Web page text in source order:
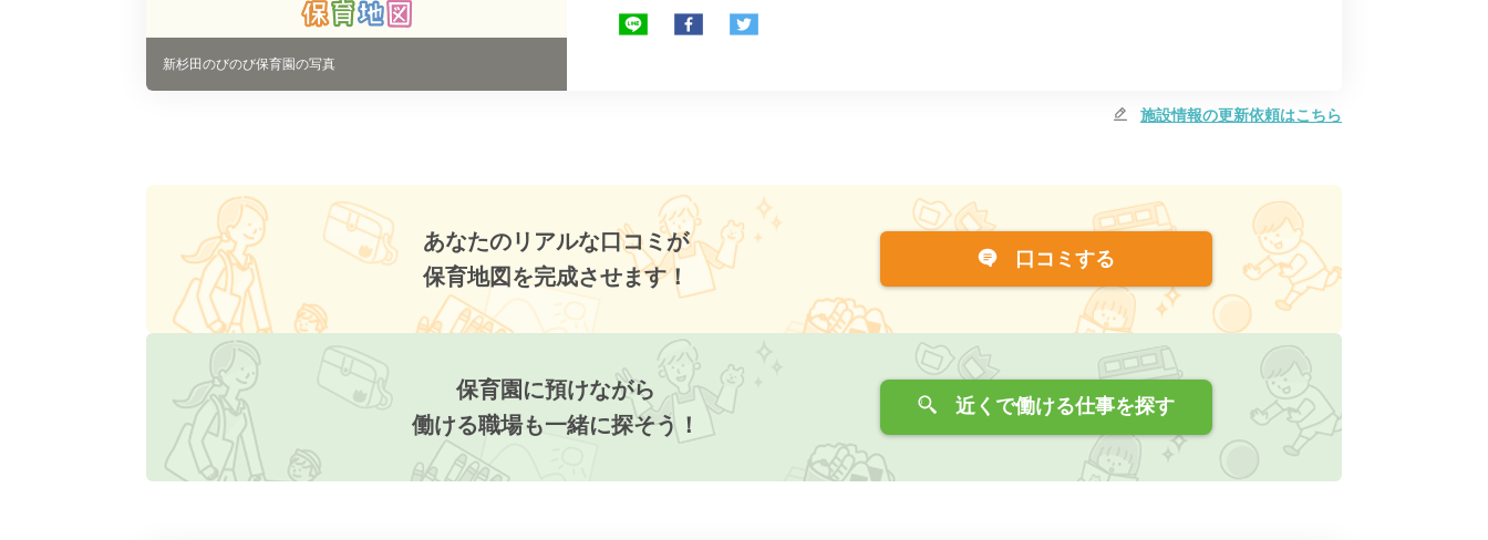
新杉田のびのび保育園の写真
施設情報の更新依頼はこちら
あなたのリアルな口コミが
保育地図を完成させます！
口コミする
保育園に預けながら
働ける職場も一緒に探そう！
近くで働ける仕事を探す